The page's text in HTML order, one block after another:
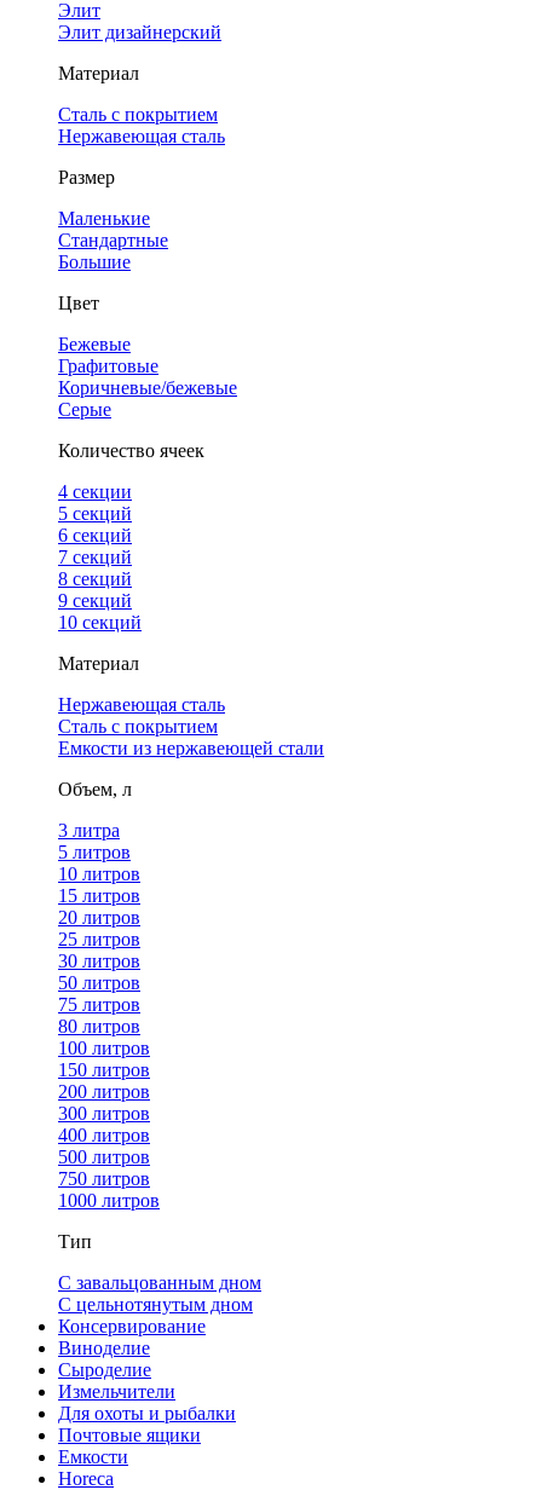
Элит
Элит дизайнерский
Материал
Сталь с покрытием
Нержавеющая сталь
Размер
Маленькие
Стандартные
Большие
Цвет
Бежевые
Графитовые
Коричневые/бежевые
Серые
Количество ячеек
4 cекции
5 секций
6 секций
7 секций
8 секций
9 секций
10 секций
Материал
Нержавеющая сталь
Сталь с покрытием
Емкости из нержавеющей стали
Объем, л
3 литра
5 литров
10 литров
15 литров
20 литров
25 литров
30 литров
50 литров
75 литров
80 литров
100 литров
150 литров
200 литров
300 литров
400 литров
500 литров
750 литров
1000 литров
Тип
С завальцованным дном
С цельнотянутым дном
Консервирование
Виноделие
Сыроделие
Измельчители
Для охоты и рыбалки
Почтовые ящики
Емкости
Horeca